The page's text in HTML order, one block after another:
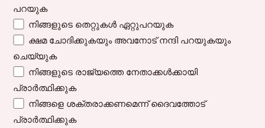
പറയുക
നിങ്ങളുടെ തെറ്റുകൾ ഏറ്റുപറയുക
ക്ഷമ ചോദിക്കുകയും അവനോട് നന്ദി പറയുകയും
ചെയ്യുക
നിങ്ങളുടെ രാജ്യത്തെ നേതാക്കൾക്കായി
പ്രാർത്ഥിക്കുക
നിങ്ങളെ ശക്തരാക്കണമെന്ന് ദൈവത്തോട്
പ്രാർത്ഥിക്കുക